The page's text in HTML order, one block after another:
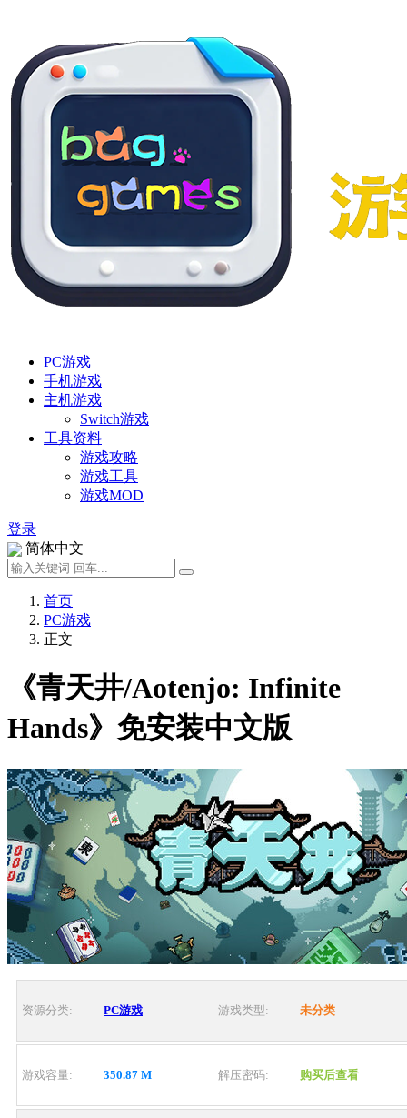
PC游戏
手机游戏
主机游戏
Switch游戏
工具资料
游戏攻略
游戏工具
游戏MOD
登录
简体中文
首页
PC游戏
正文
《青天井/Aotenjo: Infinite
Hands》免安装中文版
资源分类: PC游戏 游戏类型: 未分类
游戏容量: 350.87 M 解压密码: 购买后查看